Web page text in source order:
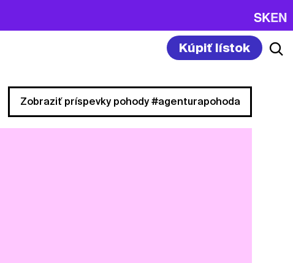
SKEN
Kúpiť lístok
Zobraziť príspevky pohody #agenturapohoda